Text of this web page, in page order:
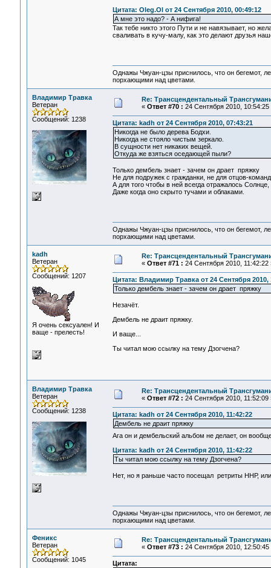
Цитата: Oleg.Ol от 24 Сентября 2010, 00:49:12
А мне это надо? - А нифига!
Так тебе никто этого Пути и не навязывает, но
сваливать в кучу-малу, как это делают друзья
Однажы Чжуан-цзы приснилось, что он бегемот,
порхающими над цветами.
Владимир Травка
Ветеран
Сообщений: 1238
Re: Трансцендентальный
« Ответ #70 : 24 Сентября 2010, 10:54:25
Цитата: kadh от 24 Сентября 2010, 07:43:21
Никогда не было дерева Бодхи.
Никогда не стояло чистым зеркало.
В сущности нет никаких вещей.
Откуда же взяться оседающей пыли?
Только дембель знает - зачем он драет пряжку
Не для подружек с гражданки, не для отцов-
А для того чтобы в ней всегда отражалось Солнце,
Даже когда оно скрыто тучами и облаками.
Однажы Чжуан-цзы приснилось, что он бегемот,
порхающими над цветами.
kadh
Ветеран
Сообщений: 1207
Я очень сексуален! И
ваще - прелесть!
Re: Трансцендентальный
« Ответ #71 : 24 Сентября 2010, 11:42:22
Цитата: Владимир Травка от 24 Сентября 2010,
Только дембель знает - зачем он драет пряжку
Незачёт.
Дембель не драит пряжку.
И ваще...
Ты читал мою ссылку на тему Дзогчена?
Владимир Травка
Ветеран
Сообщений: 1238
Re: Трансцендентальный
« Ответ #72 : 24 Сентября 2010, 11:52:09
Цитата: kadh от 24 Сентября 2010, 11:42:22
Дембель не драит пряжку
Ага он и дембельский альбом не делает, он
Цитата: kadh от 24 Сентября 2010, 11:42:22
Ты читал мою ссылку на тему Дзогчена?
Нет, но я раньше часто посещал ретриты ННР, или
Однажы Чжуан-цзы приснилось, что он бегемот,
порхающими над цветами.
Феникс
Ветеран
Сообщений: 1045
Re: Трансцендентальный
« Ответ #73 : 24 Сентября 2010, 12:50:45
Цитата: